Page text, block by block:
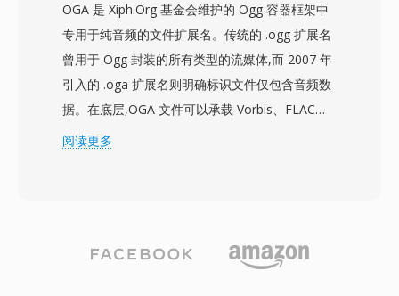
迟使其成为 WebRTC 的强制编解码器,因此每个现
代浏览器都内置了 Opus 解码器。WhatsApp、
Discord、Zoom 和 YouTube 均依赖 Opus 进行
实时音频传输。
OGA 是 Xiph.Org 基金会维护的 Ogg 容器框架中
专用于纯音频的文件扩展名。传统的 .ogg 扩展名
曾用于 Ogg 封装的所有类型的流媒体,而 2007 年
引入的 .oga 扩展名则明确标识文件仅包含音频数
据。在底层,OGA 文件可以承载 Vorbis、FLAC、
Speex 或 Opus 编码的音频 — 容器本身与编解码
更低的内存占用。由于 Ogg 容器及其关联的编解
阅读更多